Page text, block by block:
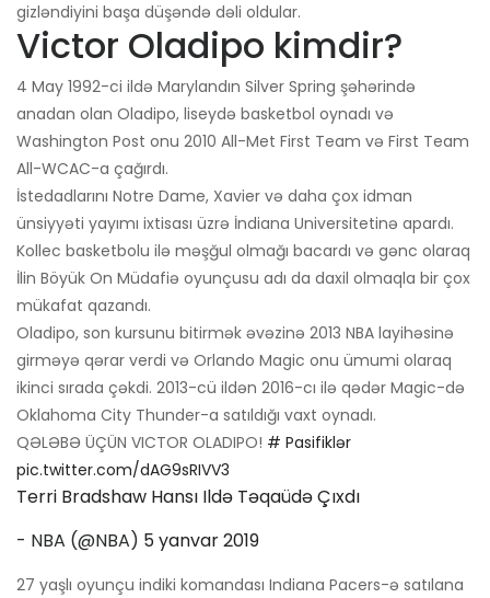
gizləndiyini başa düşəndə ​​dəli oldular.
Victor Oladipo kimdir?
4 May 1992-ci ildə Marylandın Silver Spring şəhərində
anadan olan Oladipo, liseydə basketbol oynadı və
Washington Post onu 2010 All-Met First Team və First Team
All-WCAC-a çağırdı.
İstedadlarını Notre Dame, Xavier və daha çox idman
ünsiyyəti yayımı ixtisası üzrə İndiana Universitetinə apardı.
Kollec basketbolu ilə məşğul olmağı bacardı və gənc olaraq
İlin Böyük On Müdafiə oyunçusu adı da daxil olmaqla bir çox
mükafat qazandı.
Oladipo, son kursunu bitirmək əvəzinə 2013 NBA layihəsinə
girməyə qərar verdi və Orlando Magic onu ümumi olaraq
ikinci sırada çəkdi. 2013-cü ildən 2016-cı ilə qədər Magic-də
Oklahoma City Thunder-a satıldığı vaxt oynadı.
QƏLƏBƏ ÜÇÜN VICTOR OLADIPO! # Pasifiklər
pic.twitter.com/dAG9sRIVV3
Terri Bradshaw Hansı Ildə Təqaüdə Çıxdı
- NBA (@NBA) 5 yanvar 2019
27 yaşlı oyunçu indiki komandası Indiana Pacers-ə satılana